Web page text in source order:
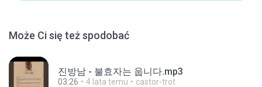
Może Ci się też spodobać
진방남 - 불효자는 웁니다.mp3
03:26 4 lata temu castor-trot